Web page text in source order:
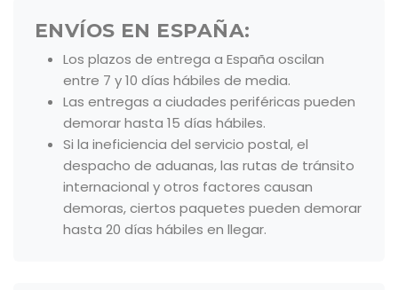
ENVÍOS EN ESPAÑA:
Los plazos de entrega a España oscilan
entre 7 y 10 días hábiles de media.
Las entregas a ciudades periféricas pueden
demorar hasta 15 días hábiles.
Si la ineficiencia del servicio postal, el
despacho de aduanas, las rutas de tránsito
internacional y otros factores causan
demoras, ciertos paquetes pueden demorar
hasta 20 días hábiles en llegar.